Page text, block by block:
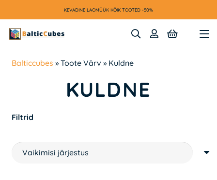
KEVADINE LAOMÜÜK KÕIK TOOTED -50%
Balticcubes » Toote Värv » Kuldne
KULDNE
Filtrid